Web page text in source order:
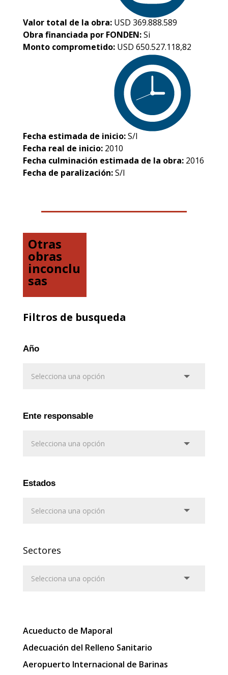
Valor total de la obra: USD 369.888.589
Obra financiada por FONDEN:Si
Monto comprometido: USD 650.527.118,82
Fecha estimada de inicio:S/I
Fecha real de inicio: 2010
Fecha culminación estimada de la obra: 2016
Fecha de paralización:S/I
Otras
obras
inconclu
sas
Filtros de busqueda
Año
Ente responsable
Estados
Sectores
Acueducto de Maporal
Adecuación del Relleno Sanitario
Aeropuerto Internacional de Barinas